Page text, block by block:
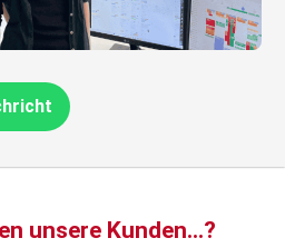
unsere Kunden...?